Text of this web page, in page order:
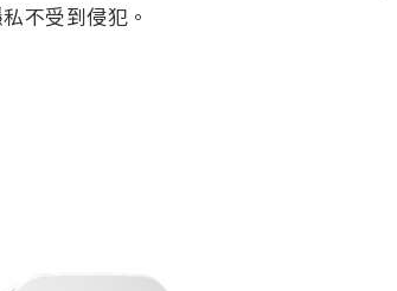
不受到侵犯。